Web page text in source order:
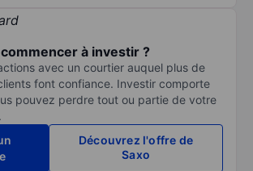
à investir ?
avec un courtier auquel plus de
font confiance. Investir comporte
pouvez perdre tout ou partie de votre
Découvrez l'offre de
Saxo